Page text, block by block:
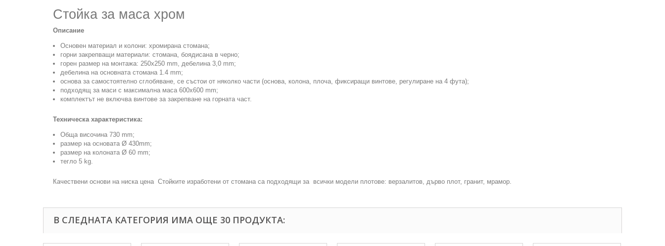
Стойка за маса хром
Описание
Основен материал и колони: хромирана стомана;
горни закрепващи материали: стомана, боядисана в черно;
горен размер на монтажа: 250х250 mm, дебелина 3,0 mm;
дебелина на основната стомана 1.4 mm;
основа за самостоятелно сглобяване, се състои от няколко части (основа, колона, плоча, фиксиращи винтове, регулиране на 4 фута);
подходящ за маси с максимална маса 600x600 mm;
комплектът не включва винтове за закрепване на горната част.
Техническа характеристика:
Обща височина 730 mm;
размер на основата Ø 430mm;
размер на колоната Ø 60 mm;
тегло 5 kg.
Качествени основи на ниска цена Стойките изработени от стомана са подходящи за всички модели плотове: верзалитов, дърво плот, гранит, мрамор.
В СЛЕДНАТА КАТЕГОРИЯ ИМА ОЩЕ 30 ПРОДУКТА: